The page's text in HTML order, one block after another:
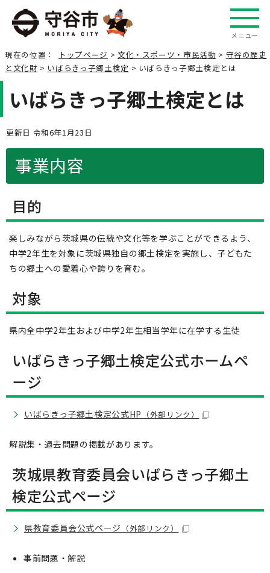
メニュー
現在の位置： トップページ > 文化・スポーツ・市民活動 > 守谷の歴史
と文化財 > いばらきっ子郷土検定 > いばらきっ子郷土検定とは
いばらきっ子郷土検定とは
更新日 令和6年1月23日
事業内容
目的
楽しみながら茨城県の伝統や文化等を学ぶことができるよう、
中学2年生を対象に茨城県独自の郷土検定を実施し、子どもた
ちの郷土への愛着心や誇りを育む。
対象
県内全中学2年生および中学2年生相当学年に在学する生徒
いばらきっ子郷土検定公式ホームペ
ージ
いばらきっ子郷土検定公式HP （外部リンク）
解説集・過去問題の掲載があります。
茨城県教育委員会いばらきっ子郷土
検定公式ページ
県教育委員会公式ページ （外部リンク）
事前問題・解説